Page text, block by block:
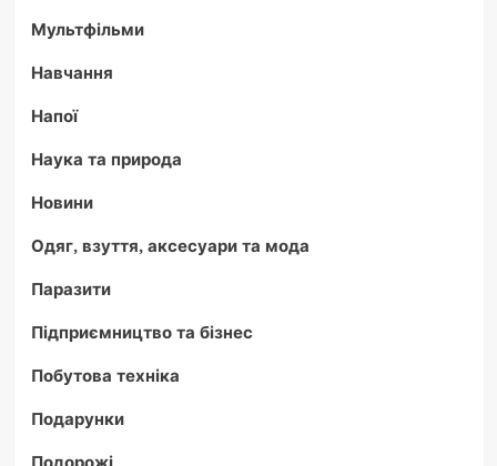
Мультфільми
Навчання
Напої
Наука та природа
Новини
Одяг, взуття, аксесуари та мода
Паразити
Підприємництво та бізнес
Побутова техніка
Подарунки
Подорожі